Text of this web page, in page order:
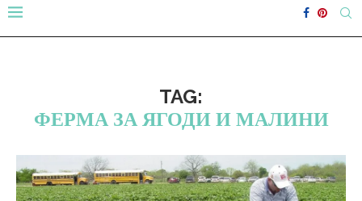
TAG:
ФЕРМА ЗА ЯГОДИ И МАЛИНИ